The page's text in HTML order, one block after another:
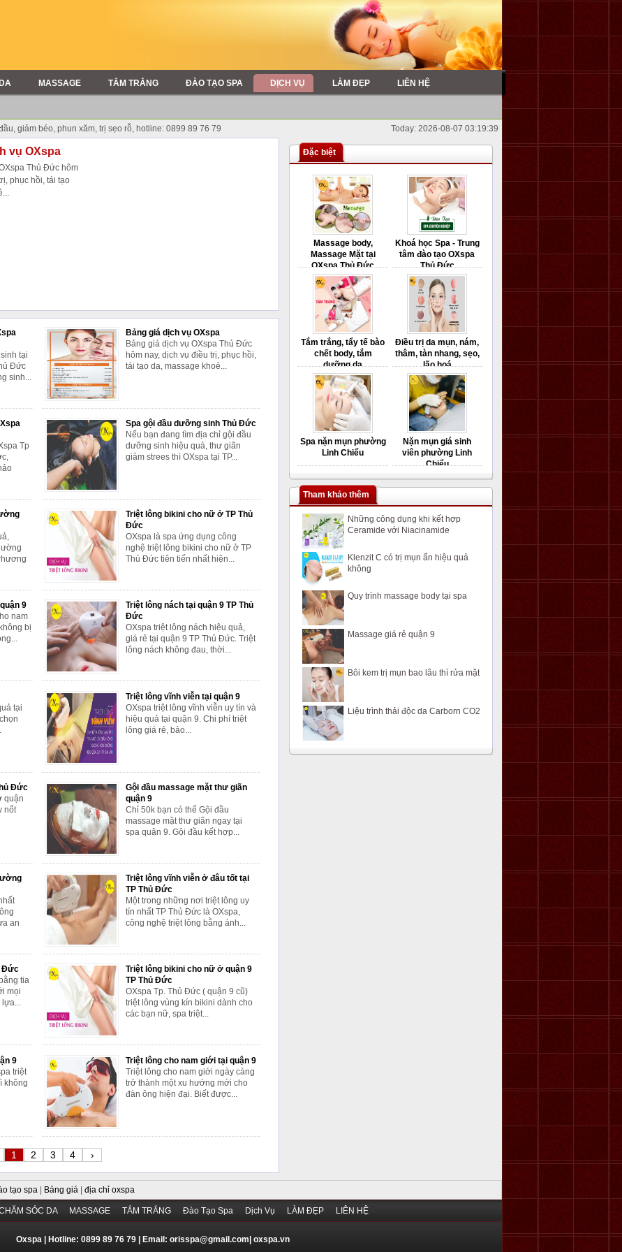
MASSAGE TẮM TRẮNG ĐÀO TẠO SPA DỊCH VỤ LÀM ĐẸP LIÊN HỆ
giảm béo, phun xăm, trị sẹo rỗ, hotline: 0899 89 76 79 Today: 2026-08-07 03:19:39
vụ OXspa
Thủ Đức hôm
phục hồi, tái tạo
tại
Đức
sinh...
Bảng giá dịch vụ OXspa
Bảng giá dịch vụ OXspa Thủ Đức
hôm nay, dịch vụ điều trị, phục hồi,
tái tạo da, massage khoẻ...
Tp
Spa gội đầu dưỡng sinh Thủ Đức
Nếu bạn đang tìm địa chỉ gội đầu
dưỡng sinh hiệu quả, thư giãn
giảm strees thì OXspa tại TP...
Triệt lông bikini cho nữ ở TP Thủ
Đức
OXspa là spa ứng dụng công
nghệ triệt lông bikini cho nữ ở TP
Thủ Đức tiên tiến nhất hiện...
9
nam
bị
Triệt lông nách tại quận 9 TP Thủ
Đức
OXspa triệt lông nách hiệu quả,
giá rẻ tại quận 9 TP Thủ Đức. Triệt
lông nách không đau, thời...
tại
Triệt lông vĩnh viễn tại quận 9
OXspa triệt lông vĩnh viễn uy tín và
hiệu quả tại quận 9. Chi phí triệt
lông giá rẻ, bảo...
Đức
quận
nốt
Gội đầu massage mặt thư giãn
quận 9
Chỉ 50k bạn có thể Gội đầu
massage mặt thư giãn ngay tại
spa quận 9. Gội đầu kết hợp...
an
Triệt lông vĩnh viễn ở đâu tốt tại
TP Thủ Đức
Một trong những nơi triệt lông uy
tín nhất TP Thủ Đức là OXspa,
công nghệ triệt lông bằng ánh...
Đức
tia
mọi
lựa...
Triệt lông bikini cho nữ ở quận 9
TP Thủ Đức
OXspa Tp. Thủ Đức ( quận 9 cũ)
triệt lông vùng kín bikini dành cho
các bạn nữ, spa triệt...
9
triệt
không
Triệt lông cho nam giới tại quận 9
Triệt lông cho nam giới ngày càng
trở thành một xu hướng mới cho
đàn ông hiện đại. Biết được...
1 2 3 4 ›
Đặc biệt
Massage body,
Massage Mặt tại
OXspa Thủ Đức
Khoá học Spa - Trung
tâm đào tạo OXspa
Thủ Đức
Tắm trắng, tẩy tế bào
chết body, tắm
dưỡng da
Điều trị da mụn, nám,
thâm, tàn nhang, sẹo,
lão hoá
Spa nặn mụn phường
Linh Chiểu
Nặn mụn giá sinh
viên phường Linh
Chiểu
Tham khảo thêm
Những công dụng khi kết hợp
Ceramide với Niacinamide
Klenzit C có trị mụn ẩn hiệu quả
không
Quy trình massage body tại spa
Massage giá rẻ quận 9
Bôi kem trị mụn bao lâu thì rửa mặt
Liệu trình thải độc da Carborn CO2
tạo spa Bảng giá địa chỉ oxspa
SÓC DA MASSAGE TẮM TRẮNG Đào Tạo Spa Dịch Vụ LÀM ĐẸP LIÊN HỆ
Oxspa | Hotline: 0899 89 76 79 | Email: orisspa@gmail.com oxspa.vn